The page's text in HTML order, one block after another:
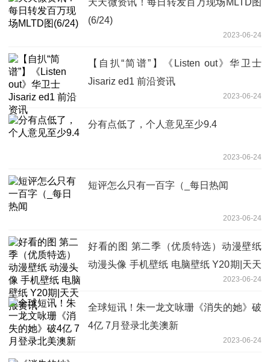
(6/24)
2023-06-24
【自扒“简谱”】《Listen out》华卫士
Jisariz ed1 前沿资讯
2023-06-24
分有点低了，个人意见至少9.4
2023-06-24
短评怎么只有一百字（_每日热闻
2023-06-24
好看的图 第二季（优质特选）动漫壁纸
动漫头像 手机壁纸 电脑壁纸 Y20期|天天
2023-06-24
全球短讯！朱一龙文咏珊《消失的她》破
4亿 7月登录北美澳新
2023-06-24